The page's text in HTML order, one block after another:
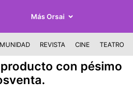
Más Orsai
REVISTA CINE TEATRO
con pésimo